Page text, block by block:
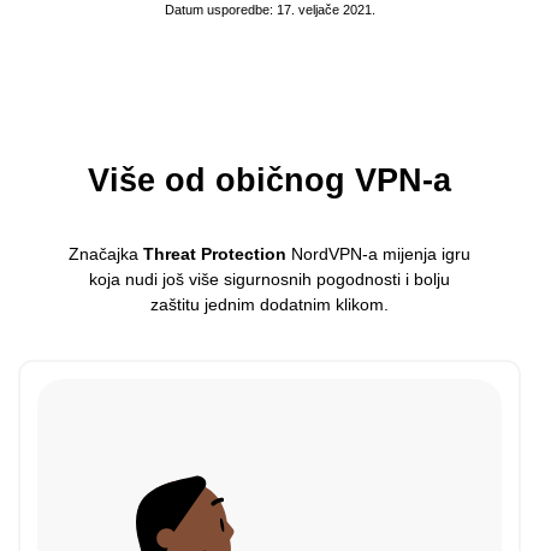
Datum usporedbe: 17. veljače 2021.
Više od običnog VPN-a
Značajka Threat Protection NordVPN-a mijenja igru
koja nudi još više sigurnosnih pogodnosti i bolju
zaštitu jednim dodatnim klikom.